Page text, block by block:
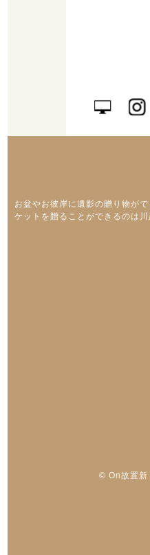
お盆やお彼岸に遺影の贈り物が
ケットを贈ることができるのは
© On故置新